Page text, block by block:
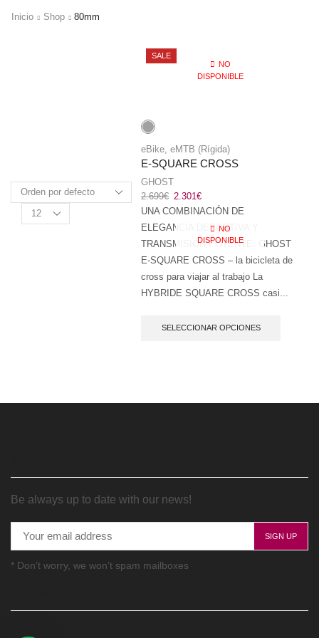
Inicio Shop 80mm
NO
DISPONIBLE
SALE
eBike eMTB (Rígida)
E-SQUARE CROSS
GHOST
2.699€ 2.301€
NO
DISPONIBLE
UNA COMBINACIÓN DE
ELEGANCIA DEPORTIVA Y
TRANSMISIÓN POTENTE. GHOST
E-SQUARE CROSS – la bicicleta de
cross para viajar al trabajo La
HYBRIDE SQUARE CROSS casi...
SELECCIONAR OPCIONES
Be always up to date with our news!
* Don’t worry, we won’t spam mailboxes